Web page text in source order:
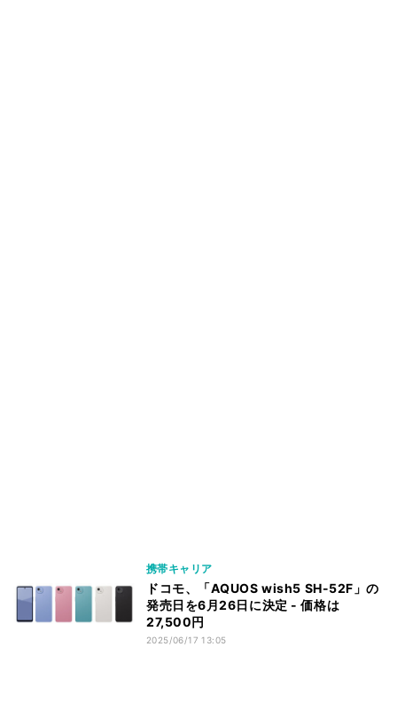
携帯キャリア
ドコモ、「AQUOS wish5 SH-52F」の
発売日を6月26日に決定 - 価格は
27,500円
2025/06/17 13:05